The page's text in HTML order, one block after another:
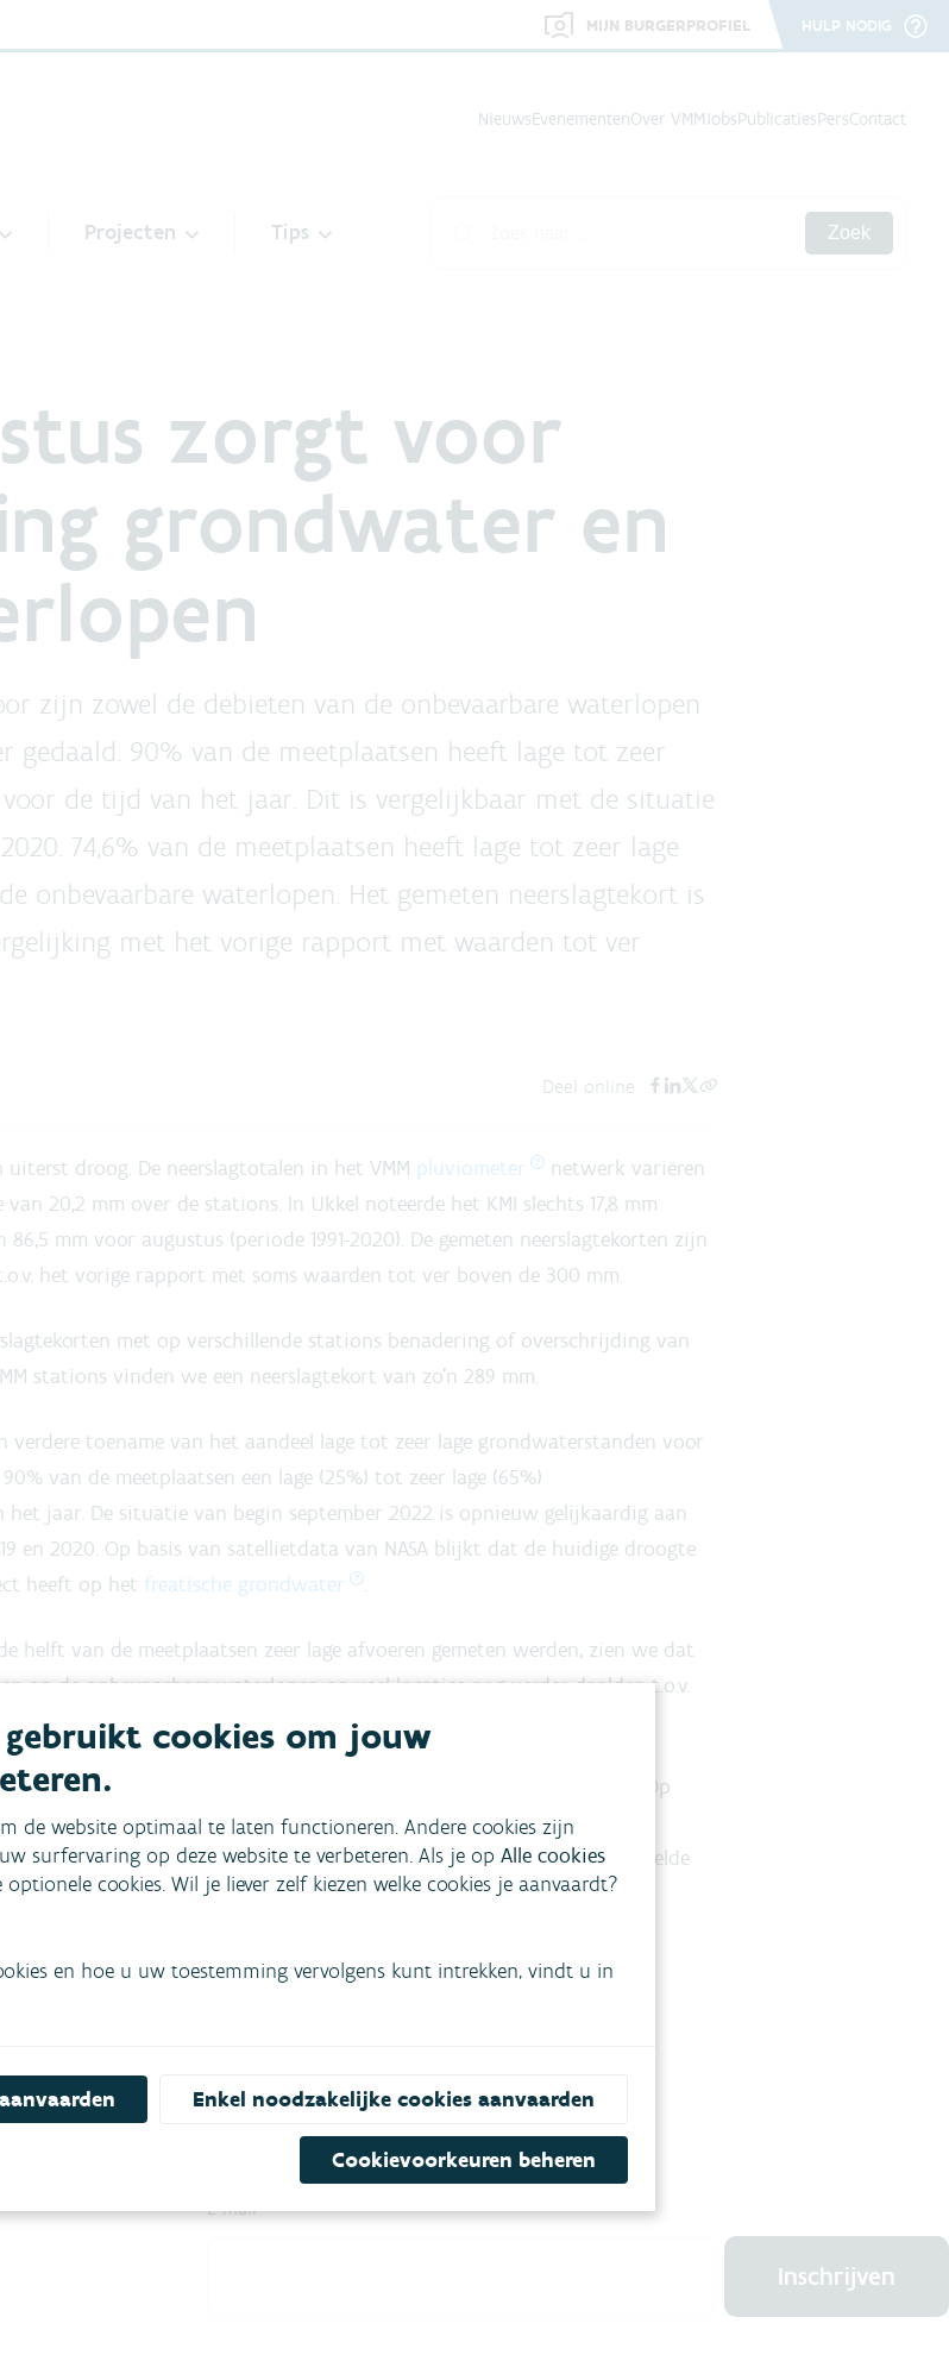
MIJN BURGERPROFIEL HULP NODIG
NieuwsEvenementenOver VMMJobsPublicatiesPersContact
Projecten Tips Zoek
zorgt voor
grondwater en
zijn zowel de debieten van de onbevaarbare waterlopen
gedaald. 90% van de meetplaatsen heeft lage tot zeer
de tijd van het jaar. Dit is vergelijkbaar met de situatie
74,6% van de meetplaatsen heeft lage tot zeer lage
onbevaarbare waterlopen. Het gemeten neerslagtekort is
met het vorige rapport met waarden tot ver
Deel online
droog. De neerslagtotalen in het VMM pluviometer
netwerk variëren
20,2 mm over de stations. In Ukkel noteerde het KMI slechts 17,8 mm
mm voor augustus (periode 1991-2020). De gemeten neerslagtekorten zijn
het vorige rapport met soms waarden tot ver boven de 300 mm.
met op verschillende stations benadering of overschrijding van
stations vinden we een neerslagtekort van zo’n 289 mm.
verdere toename van het aandeel lage tot zeer lage grondwaterstanden voor
van de meetplaatsen een lage (25%) tot zeer lage (65%)
jaar. De situatie van begin september 2022 is opnieuw gelijkaardig aan
en 2020. Op basis van satellietdata van NASA blijkt dat de huidige droogte
heeft op het freatische grondwater .
helft van de meetplaatsen zeer lage afvoeren gemeten werden, zien we dat
op de onbevaarbare waterlopen op veel locaties nog verder daalden t.o.v.
zeer lage en op 17,9 % lage 14-daags gemiddelde debieten gemeten. Op
waarden gemeten en nergens zien we hoge of zeer hoge 14-daagse
(verspreid over Vlaanderen) worden historisch lage 14-daags gemiddelde
»
SCHRIJF JE IN OP DE NIEUWSBRIEF
E-mail
Inschrijven
cookies om jouw
de website optimaal te laten functioneren. Andere cookies zijn
surfervaring op deze website te verbeteren. Als je op Alle cookies
cookies. Wil je liever zelf kiezen welke cookies je aanvaardt?
en hoe u uw toestemming vervolgens kunt intrekken, vindt u in
Enkel noodzakelijke cookies aanvaarden
Cookievoorkeuren beheren